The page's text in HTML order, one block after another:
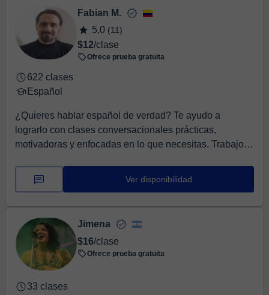
Fabian M.
5,0 (11)
$12/clase
Ofrece prueba gratuita
622 clases
Español
¿Quieres hablar español de verdad? Te ayudo a
lograrlo con clases conversacionales prácticas,
motivadoras y enfocadas en lo que necesitas. Trabajo
Ver disponibilidad
Jimena
$16/clase
Ofrece prueba gratuita
33 clases